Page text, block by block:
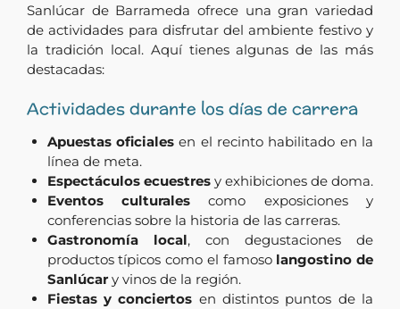
Sanlúcar de Barrameda ofrece una gran variedad
de actividades para disfrutar del ambiente festivo y
la tradición local. Aquí tienes algunas de las más
destacadas:
Actividades durante los días de carrera
Apuestas oficialesen el recinto habilitado en la
línea de meta.
Espectáculos ecuestresy exhibiciones de doma.
Eventos culturalescomo exposiciones y
conferencias sobre la historia de las carreras.
Gastronomía local, con degustaciones de
productos típicos como el famoso langostino de
Sanlúcary vinos de la región.
Fiestas y conciertos en distintos puntos de la